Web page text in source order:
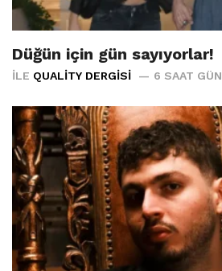
Düğün için gün sayıyorlar!
İLE QUALITY DERGISI 6 SAAT GÜN